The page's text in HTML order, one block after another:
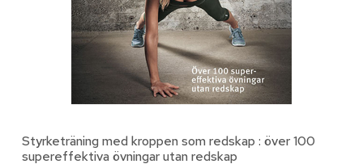
Styrketräning med kroppen som redskap : över 100
supereffektiva övningar utan redskap